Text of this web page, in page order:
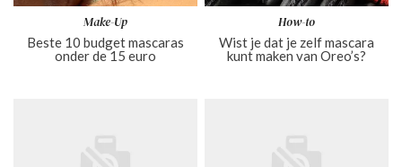
Make-Up
Beste 10 budget mascaras
onder de 15 euro
How-to
Wist je dat je zelf mascara
kunt maken van Oreo’s?